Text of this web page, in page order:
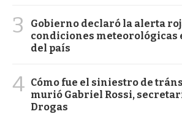
3
Gobierno declaró la alerta
condiciones meteorológicas
del país
4 Cómo fue el siniestro de
murió Gabriel Rossi,
Drogas